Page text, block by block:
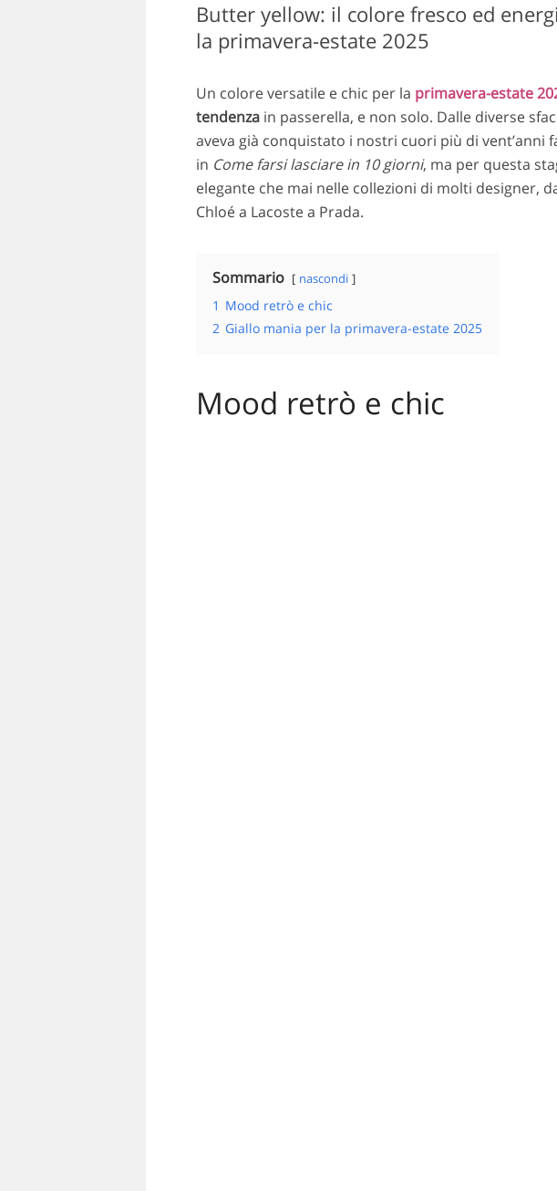
Butter yellow: il colore fresco ed
la primavera-estate 2025
Un colore versatile e chic per la primavera-estate
tendenzain passerella, e non solo. Dalle diverse
aveva già conquistato i nostri cuori più di vent’anni
in Come farsi lasciare in 10 giorni, ma per questa
elegante che mai nelle collezioni di molti designer,
Chloé a Lacoste a Prada.
Sommario nascondi
1 Mood retrò e chic
2 Giallo mania per la primavera-estate 2025
Mood retrò e chic